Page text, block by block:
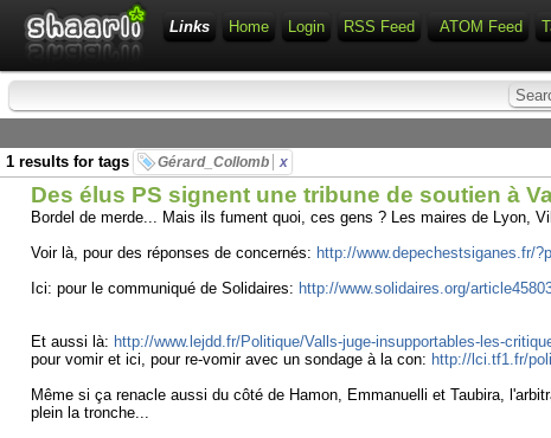
Links Home Login RSS Feed ATOM Feed
1 results for tags
Gérard_Collomb x
Des élus PS signent une tribune de soutien à
Bordel de merde... Mais ils fument quoi, ces gens ? Les maires de Lyon,
Voir là, pour des réponses de concernés: http://www.depechestsiganes.fr/
Ici: pour le communiqué de Solidaires: http://www.solidaires.org/
Et aussi là: http://www.lejdd.fr/Politique/Valls-juge-insupportables-les-
pour vomir et ici, pour re-vomir avec un sondage à la con: http://lci.tf1.fr/
Même si ça renacle aussi du côté de Hamon, Emmanuelli et Taubira,
plein la tronche...